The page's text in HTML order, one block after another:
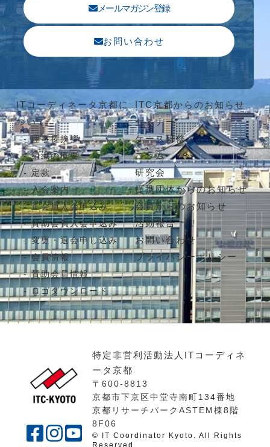
メールマガジン登録
お問い合わせ
ITコーディネータ京都に
ついて
理事長挨拶
組織の概要
定款
入会案内
正会員入会申込み
賛助会員入会申込み
変更・退会申し込み
会員情報
賛助会員情報
ロゴダウンロード
ITC京都からのお知らせ
セミナー
ケース研修
コラム
研究会
提携団体からのお知らせ
会員からのお知らせ
活動報告
お問い合わせ
プライバシーポリシー
特定非営利活動法人ITコーディネ
ータ京都
〒600-8813
京都市下京区中堂寺南町134番地
京都リサーチパークASTEM棟8階
8F06
© IT Coordinator Kyoto. All Rights
Reserved.